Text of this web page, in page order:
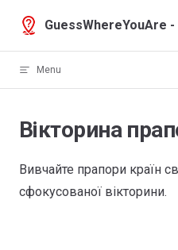
Skip to content
GuessWhereYouAre -
Menu
Вікторина
Вивчайте прапори країн
сфокусованої вікторини.